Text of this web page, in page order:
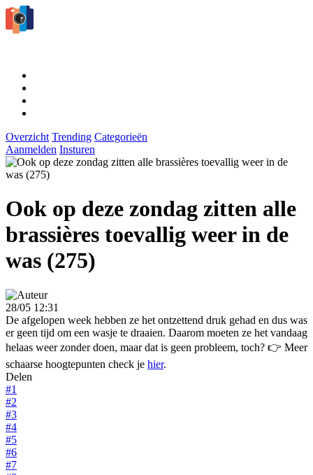
Overzicht Trending Categorieën
Aanmelden Insturen
Ook op deze zondag zitten alle
brassières toevallig weer in de
was (275)
28/05 12:31
De afgelopen week hebben ze het ontzettend druk gehad en dus was
er geen tijd om een wasje te draaien. Daarom moeten ze het vandaag
helaas weer zonder doen, maar dat is geen probleem, toch? 👉 Meer
schaarse hoogtepunten check je hier.
Delen
#1
#2
#3
#4
#5
#6
#7